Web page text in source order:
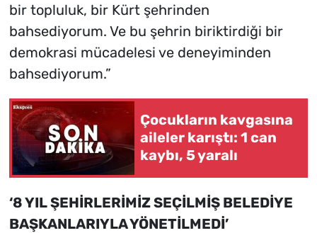
bir topluluk, bir Kürt şehrinden
bahsediyorum. Ve bu şehrin biriktirdiği bir
demokrasi mücadelesi ve deneyiminden
bahsediyorum.”
Çocukların kavgasına
aileler karıştı: 1 can
kaybı, 5 yaralı
‘8 YIL ŞEHİRLERİMİZ SEÇİLMİŞ BELEDİYE
BAŞKANLARIYLA YÖNETİLMEDİ’